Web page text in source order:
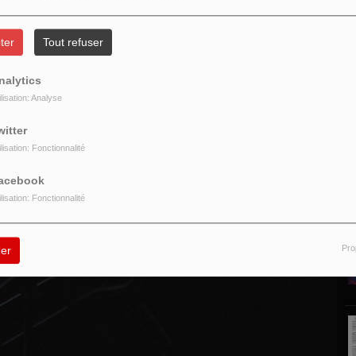
Tout refuser
Analyse
Fonctionnalité
Fonctionnalité